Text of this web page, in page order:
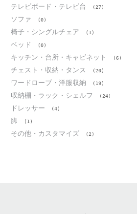
テレビボード・テレビ台 (27)
ソファ (0)
椅子・シングルチェア (1)
ベッド (0)
キッチン・台所・キャビネット (6)
チェスト・収納・タンス (20)
ワードローブ・洋服収納 (19)
収納棚・ラック・シェルフ (24)
ドレッサー (4)
脚 (1)
その他・カスタマイズ (2)